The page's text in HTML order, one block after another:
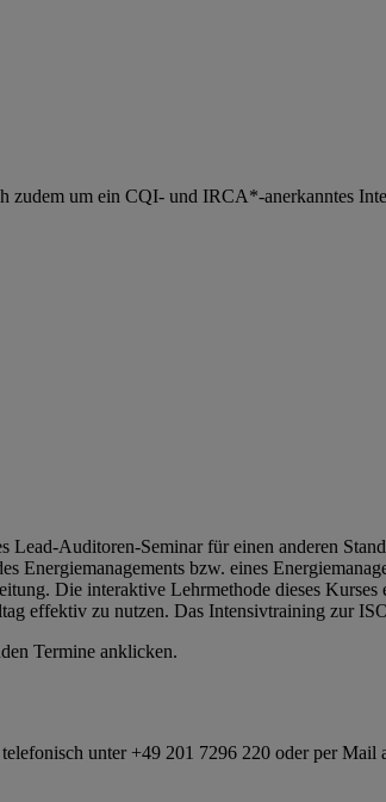
zudem um ein CQI- und IRCA*-anerkanntes
Auditoren-Seminar für einen anderen
bzw. eines
Die interaktive Lehrmethode dieses
effektiv zu nutzen. Das Intensivtraining zur
Termine anklicken.
unter +49 201 7296 220 oder per Mail